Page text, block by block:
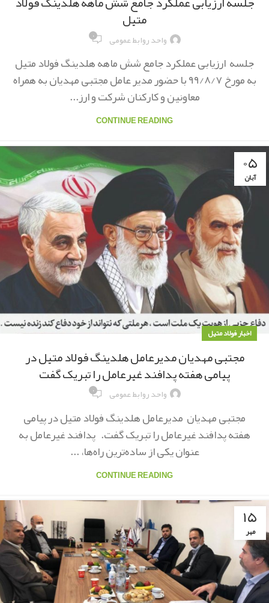
متیل
واحد روابط عمومی ۰
جلسه ارزیابی عملکرد جامع شش ماهه هلدینگ فولاد متیل
به مورخ ۹۹/۸/۷ با حضور مدیر عامل مجتبی مهدیان به همراه
معاونین و کارکنان شرکت و ارز...
CONTINUE READING
۰۵
آبان
اخبار فولاد متیل
مجتبی مهدیان مدیرعامل هلدینگ فولاد متیل در
پیامی هفته پدافند غیرعامل را تبریک گفت
واحد روابط عمومی ۰
مجتبی مهدیان مدیرعامل هلدینگ فولاد متیل در پیامی
هفته پدافند غیرعامل را تبریک گفت. پدافند غیرعامل به
عنوان یکی از ساده‌ترین راه‌ها، ...
CONTINUE READING
۱۵
مهر